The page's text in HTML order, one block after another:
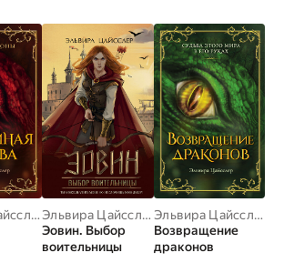
Эльвира Цайсслер
Эльвира Цайсслер
Эовин. Выбор
воительницы
Эльвира Цайсслер
Возвращение
драконов